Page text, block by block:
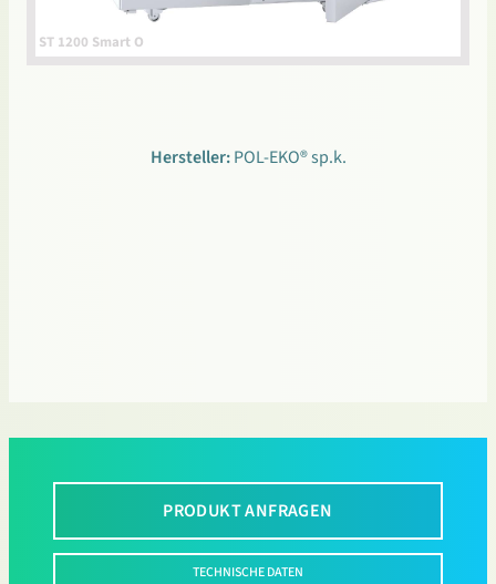
ST 1200 Smart O
Hersteller: POL-EKO® sp.k.
PRODUKT ANFRAGEN
TECHNISCHE DATEN